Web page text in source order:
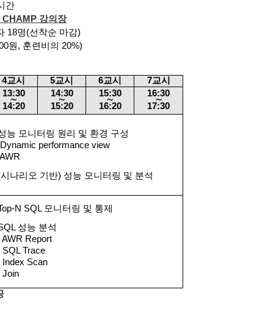
간
CHAMP 강의장
18명(선착순 마감)
원 , 훈련비의 20%)
4교시 5교시 6교시 7교시
13:30
∼
14:20
14:30
∼
15:20
15:30
∼
16:20
16:30
∼
17:30
능 모니터링 원리 및 환경 구성
performance view
나리오 기반) 성능 모니터링 및 분석
N SQL 모니터링 및 통제
성능 분석
Report
Trace
Scan